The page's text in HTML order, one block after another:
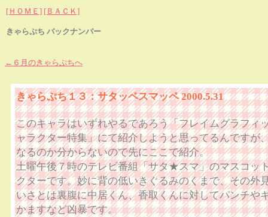
[ＨＯＭＥ] [ＢＡＣＫ]
きゃらぷち バックナンバー
←６月のきゃらぷちへ
きゃらぷち１３：サタッペスマッペ 2000.5.31
このキャラはいずれやるであろう「フレイムグラフィ
ャラクター特集」にて紹介しようと思ってるんですが
なるのか分からないので先にここで紹介。
土曜午後７時のテレビ番組「サタ★スマ」のマスコッ
クターです。妙に背の低いきぐるみのくまで、その外
いさとは裏腹に中居くん、香取くんに対してパンチや
かますなど凶暴です。